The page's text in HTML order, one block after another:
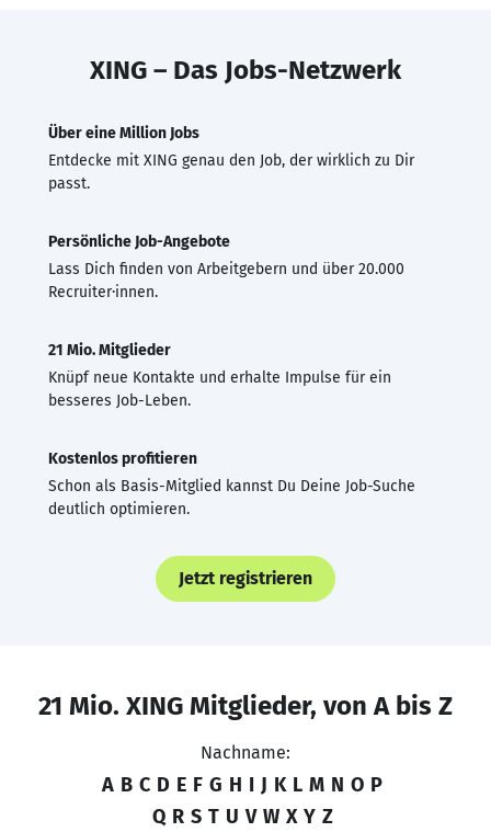
XING – Das Jobs-Netzwerk
Über eine Million Jobs
Entdecke mit XING genau den Job, der wirklich zu Dir
passt.
Persönliche Job-Angebote
Lass Dich finden von Arbeitgebern und über 20.000
Recruiter·innen.
21 Mio. Mitglieder
Knüpf neue Kontakte und erhalte Impulse für ein
besseres Job-Leben.
Kostenlos profitieren
Schon als Basis-Mitglied kannst Du Deine Job-Suche
deutlich optimieren.
Jetzt registrieren
21 Mio. XING Mitglieder, von A bis Z
Nachname:
A B C D E F G H I J K L M N O P
Q R S T U V W X Y Z